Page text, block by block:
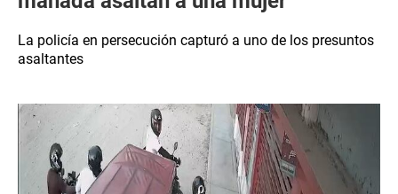
La policía en persecución capturó a uno de los presuntos
asaltantes